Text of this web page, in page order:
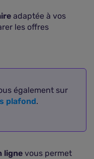
adaptée à vos
les offres
également sur
plafond.
ligne vous permet